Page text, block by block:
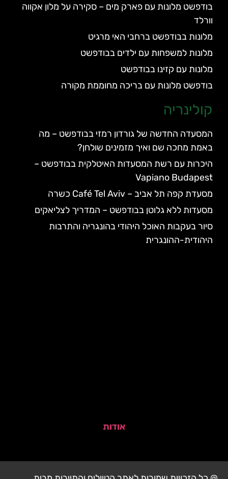
בודפשט מלונות עם פארק מים – סקירה על מלון אקווה
וורלד
מלונות בבודפשט ברחבי האי מרגיט
מלונות למשפחות עם ילדים בבודפשט
מלונות עם קזינו בבודפשט
בודפשט מלונות עם בריכה מחוממת מקורה
קולינריה
המסעדה החדשה של גורדון רמזי בבודפשט – מה
באמת מחכה שם ואיך מזמינים שולחן?
היכרות עם רשת המסעדות האיטלקית בבודפשט –
Vapiano Budapest
מסעדת קפה תל אביב – Café Tel Aviv כשרה
מסעדות ללא גלוטן בבודפשט – המדריך לצליאקים
סיור בעקבות האוכל היהודי בהונגריה והתרבות
היהודית-ההונגרית
אודות